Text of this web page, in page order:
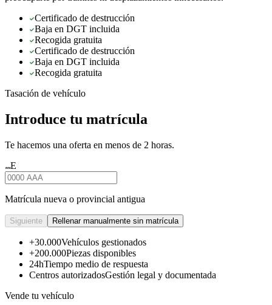
Certificado de destrucción
Baja en DGT incluida
Recogida gratuita
Certificado de destrucción
Baja en DGT incluida
Recogida gratuita
Tasación de vehículo
Introduce tu matrícula
Te hacemos una oferta en menos de 2 horas.
★★★E
Matrícula nueva o provincial antigua
Siguiente Rellenar manualmente sin matrícula
+30.000Vehículos gestionados
+200.000Piezas disponibles
24hTiempo medio de respuesta
Centros autorizadosGestión legal y documentada
Vende tu vehículo